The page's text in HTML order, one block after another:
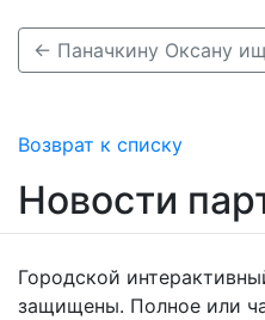
← Паначкину Оксану
Возврат к списку
Новости
Городской
защищены. Полное или